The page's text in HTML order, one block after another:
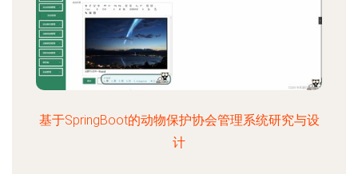
基于SpringBoot的动物保护协会管理系统研究与设
计